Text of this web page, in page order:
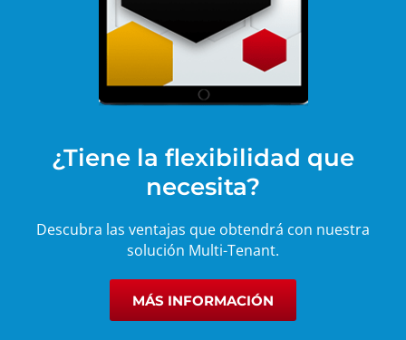
¿Tiene la flexibilidad que
necesita?
Descubra las ventajas que obtendrá con nuestra
solución Multi-Tenant.
MÁS INFORMACIÓN